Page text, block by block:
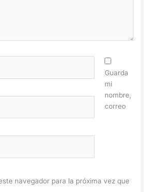
Guarda
mi
nombre,
correo
navegador para la próxima vez que